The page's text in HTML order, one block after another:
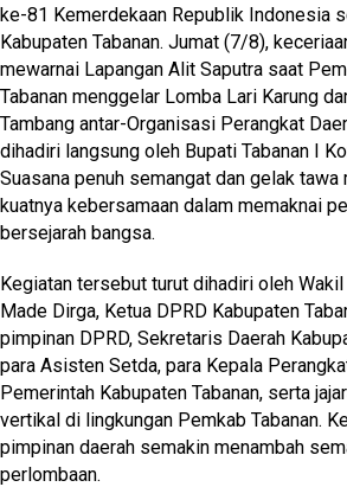
ke-81 Kemerdekaan Republik Indonesia
Kabupaten Tabanan. Jumat (7/8),
mewarnai Lapangan Alit Saputra saat
Tabanan menggelar Lomba Lari Karung
Tambang antar-Organisasi Perangkat
dihadiri langsung oleh Bupati Tabanan I
Suasana penuh semangat dan gelak tawa
kuatnya kebersamaan dalam memaknai
bersejarah bangsa.
Kegiatan tersebut turut dihadiri oleh Wakil
Made Dirga, Ketua DPRD Kabupaten
pimpinan DPRD, Sekretaris Daerah
para Asisten Setda, para Kepala
Pemerintah Kabupaten Tabanan, serta
vertikal di lingkungan Pemkab Tabanan.
pimpinan daerah semakin menambah
perlombaan.